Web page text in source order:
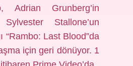
Adrian Grunberg’in
Stallone’un
“Rambo: Last Blood”da
için geri dönüyor. 1